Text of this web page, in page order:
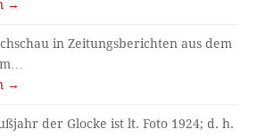
→
in Zeitungsberichten aus dem
→
der Glocke ist lt. Foto 1924; d. h.